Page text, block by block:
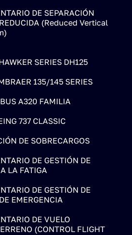
DE SEPARACIÓN
(Reduced Vertical
SERIES DH125
135/145 SERIES
A320 FAMILIA
737 CLASSIC
DE SOBRECARGOS
DE GESTIÓN DE
LA FATIGA
DE GESTIÓN DE
EMERGENCIA
DE VUELO
(CONTROL FLIGHT